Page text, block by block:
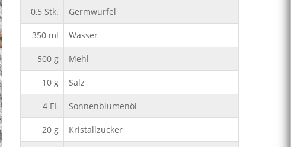
0,5 Stk. Germwürfel
350 ml Wasser
500 g Mehl
10 g Salz
4 EL Sonnenblumenöl
20 g Kristallzucker